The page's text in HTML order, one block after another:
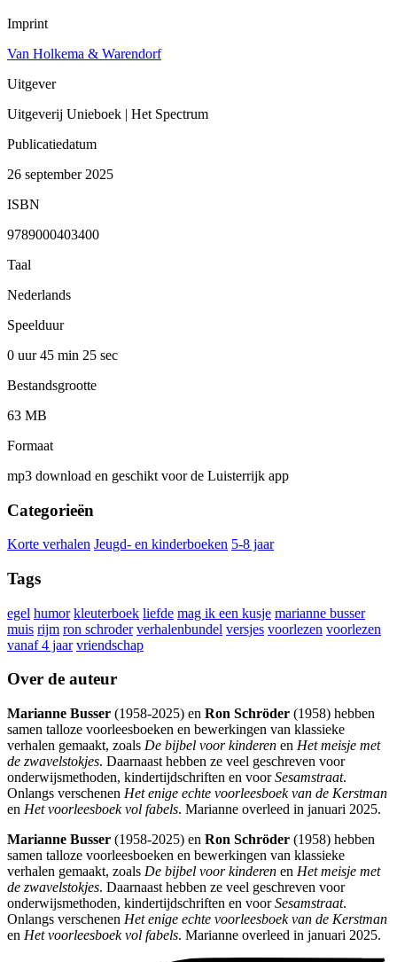
Imprint
Van Holkema & Warendorf
Uitgever
Uitgeverij Unieboek | Het Spectrum
Publicatiedatum
26 september 2025
ISBN
9789000403400
Taal
Nederlands
Speelduur
0 uur 45 min 25 sec
Bestandsgrootte
63 MB
Formaat
mp3 download en geschikt voor de Luisterrijk app
Categorieën
Korte verhalen Jeugd- en kinderboeken 5-8 jaar
Tags
egel humor kleuterboek liefde mag ik een kusje marianne busser
muis rijm ron schroder verhalenbundel versjes voorlezen voorlezen
vanaf 4 jaar vriendschap
Over de auteur
Marianne Busser (1958-2025) en Ron Schröder (1958) hebben
samen talloze voorleesboeken en bewerkingen van klassieke
verhalen gemaakt, zoals De bijbel voor kinderen en Het meisje met
de zwavelstokjes. Daarnaast hebben ze veel geschreven voor
onderwijsmethoden, kindertijdschriften en voorSesamstraat.
Onlangs verschenen Het enige echte voorleesboek van de Kerstman
en Het voorleesboek vol fabels. Marianne overleed in januari 2025.
Marianne Busser (1958-2025) en Ron Schröder (1958) hebben
samen talloze voorleesboeken en bewerkingen van klassieke
verhalen gemaakt, zoals De bijbel voor kinderen en Het meisje met
de zwavelstokjes. Daarnaast hebben ze veel geschreven voor
onderwijsmethoden, kindertijdschriften en voorSesamstraat.
Onlangs verschenen Het enige echte voorleesboek van de Kerstman
en Het voorleesboek vol fabels. Marianne overleed in januari 2025.